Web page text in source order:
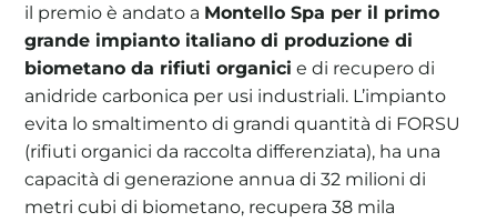
il premio è andato a Montello Spa per il primo
grande impianto italiano di produzione di
biometano da rifiuti organici e di recupero di
anidride carbonica per usi industriali. L’impianto
evita lo smaltimento di grandi quantità di FORSU
(rifiuti organici da raccolta differenziata), ha una
capacità di generazione annua di 32 milioni di
metri cubi di biometano, recupera 38 mila